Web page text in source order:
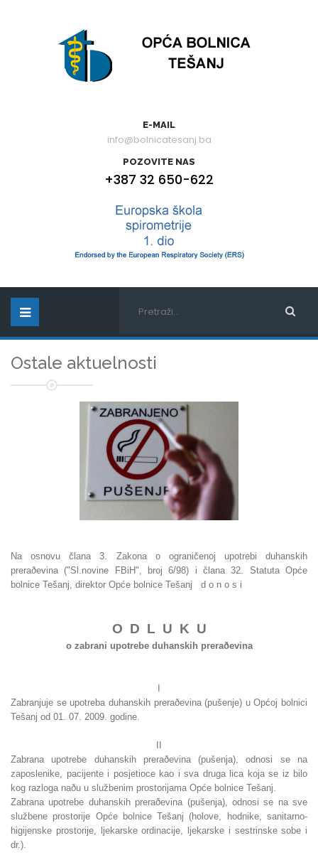
E-MAIL
info@bolnicatesanj.ba
POZOVITE NAS
+387 32 650-622
Ostale aktuelnosti
Na osnovu člana 3. Zakona o ograničenoj upotrebi duhanskih
preraðevina ("Sl.novine FBiH", broj 6/98) i člana 32. Statuta Opće
bolnice Tešanj, direktor Opće bolnice Tešanj d o n o s i
O D L U K U
o zabrani upotrebe duhanskih preraðevina
Zabranjuje se upotreba duhanskih preraðevina (pušenje) u Općoj bolnici
Tešanj od 01. 07. 2009. godine.
Zabrana upotrebe duhanskih preraðevina (pušenja), odnosi se na
zaposlenike, pacijente i posjetioce kao i sva druga lica koja se iz bilo
kog razloga naðu u službenim prostorijama Opće bolnice Tešanj.
Zabrana upotrebe duhanskih preraðevina (pušenja), odnosi se na sve
službene prostorije Opće bolnice Tešanj (holove, hodnike, sanitarno-
higijenske prostorije, ljekarske ordinacije, ljekarske i sestrinske sobe i
dr.).